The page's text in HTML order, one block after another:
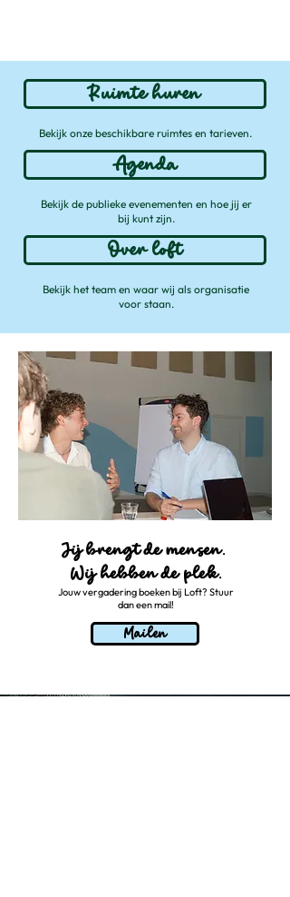
Ruimte huren
Bekijk onze beschikbare ruimtes en tarieven.
Agenda
Bekijk de publieke evenementen en hoe jij er
bij kunt zijn.
Over loft
Bekijk het team en waar wij als organisatie
voor staan.
Jij brengt de mensen.
Wij hebben de plek.
Jouw vergadering boeken bij Loft? Stuur
dan een mail!
Mailen